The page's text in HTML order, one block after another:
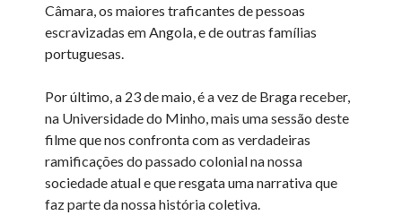
Câmara, os maiores traficantes de pessoas
escravizadas em Angola, e de outras famílias
portuguesas.
Por último, a 23 de maio, é a vez de Braga receber,
na Universidade do Minho, mais uma sessão deste
filme que nos confronta com as verdadeiras
ramificações do passado colonial na nossa
sociedade atual e que resgata uma narrativa que
faz parte da nossa história coletiva.